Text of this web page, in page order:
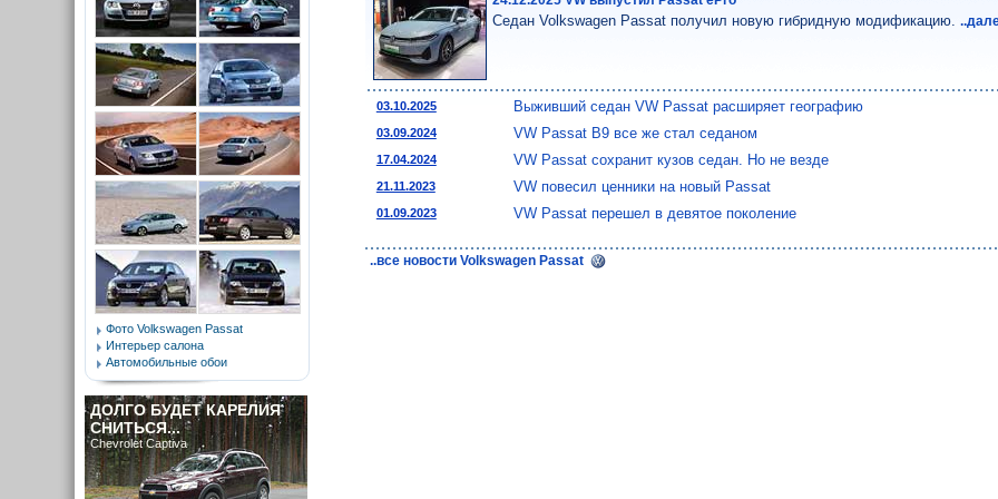
Седан Volkswagen Passat получил новую гибридную модификацию.
03.10.2025 Выживший седан VW Passat расширяет географию
03.09.2024 VW Passat B9 все же стал седаном
17.04.2024 VW Passat сохранит кузов седан. Но не везде
21.11.2023 VW повесил ценники на новый Passat
01.09.2023 VW Passat перешел в девятое поколение
..все новости Volkswagen Passat
Фото Volkswagen Passat
Интерьер салона
Автомобильные обои
ДОЛГО БУДЕТ КАРЕЛИЯ
СНИТЬСЯ...
Chevrolet Captiva